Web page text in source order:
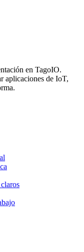
en TagoIO.
aplicaciones de IoT,